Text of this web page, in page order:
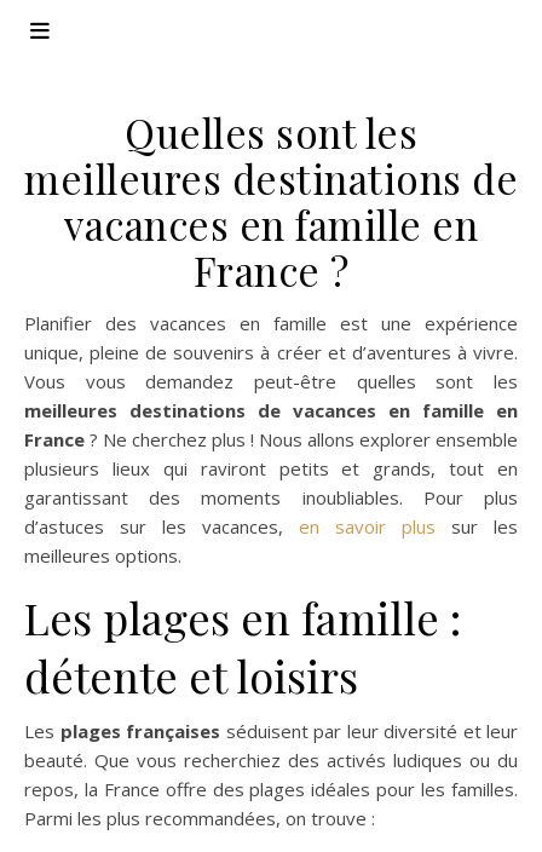
Quelles sont les
meilleures destinations de
vacances en famille en
France ?
Planifier des vacances en famille est une expérience
unique, pleine de souvenirs à créer et d’aventures à vivre.
Vous vous demandez peut-être quelles sont les
meilleures destinations de vacances en famille en
France ? Ne cherchez plus ! Nous allons explorer ensemble
plusieurs lieux qui raviront petits et grands, tout en
garantissant des moments inoubliables. Pour plus
d’astuces sur les vacances, en savoir plus sur les
meilleures options.
Les plages en famille :
détente et loisirs
Les plages françaises séduisent par leur diversité et leur
beauté. Que vous recherchiez des activés ludiques ou du
repos, la France offre des plages idéales pour les familles.
Parmi les plus recommandées, on trouve :